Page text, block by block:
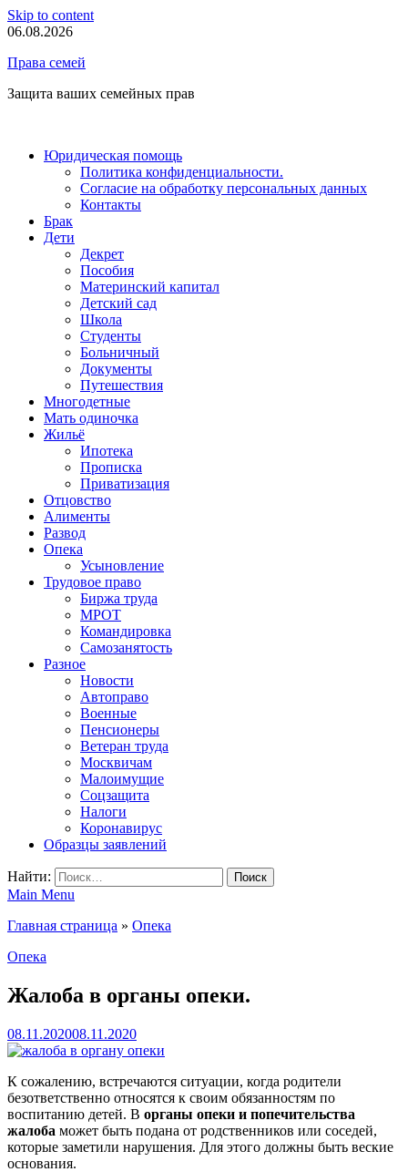
Skip to content
06.08.2026
Права семей
Защита ваших семейных прав
Юридическая помощь
Политика конфиденциальности.
Согласие на обработку персональных данных
Контакты
Брак
Дети
Декрет
Пособия
Материнский капитал
Детский сад
Школа
Студенты
Больничный
Документы
Путешествия
Многодетные
Мать одиночка
Жильё
Ипотека
Прописка
Приватизация
Отцовство
Алименты
Развод
Опека
Усыновление
Трудовое право
Биржа труда
МРОТ
Командировка
Самозанятость
Разное
Новости
Автоправо
Военные
Пенсионеры
Ветеран труда
Москвичам
Малоимущие
Соцзащита
Налоги
Коронавирус
Образцы заявлений
Найти:
Main Menu
Главная страница » Опека
Опека
Жалоба в органы опеки.
08.11.202008.11.2020
К сожалению, встречаются ситуации, когда родители
безответственно относятся к своим обязанностям по
воспитанию детей. В органы опеки и попечительства
жалоба может быть подана от родственников или соседей,
которые заметили нарушения. Для этого должны быть веские
основания.